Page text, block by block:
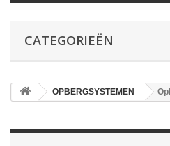
CATEGORIEËN
OPBERGSYSTEMEN